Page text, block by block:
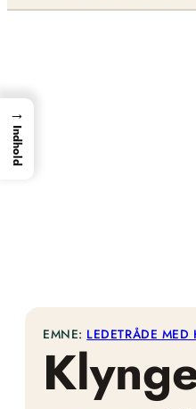
EMNE: LEDETRÅDE MED
→
Indhold